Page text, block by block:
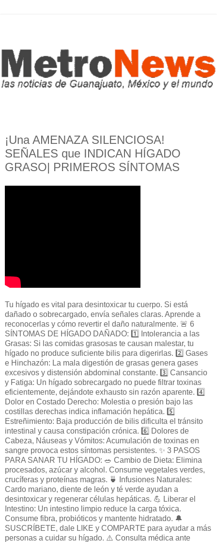
¡Una AMENAZA SILENCIOSA!
SEÑALES que INDICAN HÍGADO
GRASO| PRIMEROS SÍNTOMAS
Tu hígado es vital para desintoxicar tu cuerpo. Si está
dañado o sobrecargado, envía señales claras. Aprende a
reconocerlas y cómo revertir el daño naturalmente. 🚨 6
SÍNTOMAS DE HÍGADO DAÑADO: 1️⃣ Intolerancia a las
Grasas: Si las comidas grasosas te causan malestar, tu
hígado no produce suficiente bilis para digerirlas. 2️⃣ Gases
e Hinchazón: La mala digestión de grasas genera gases
excesivos y distensión abdominal constante. 3️⃣ Cansancio
y Fatiga: Un hígado sobrecargado no puede filtrar toxinas
eficientemente, dejándote exhausto sin razón aparente. 4️⃣
Dolor en Costado Derecho: Molestia o presión bajo las
costillas derechas indica inflamación hepática. 5️⃣
Estreñimiento: Baja producción de bilis dificulta el tránsito
intestinal y causa constipación crónica. 6️⃣ Dolores de
Cabeza, Náuseas y Vómitos: Acumulación de toxinas en
sangre provoca estos síntomas persistentes. ✨ 3 PASOS
PARA SANAR TU HÍGADO: 🥗 Cambio de Dieta: Elimina
procesados, azúcar y alcohol. Consume vegetales verdes,
crucíferas y proteínas magras. 🍵 Infusiones Naturales:
Cardo mariano, diente de león y té verde ayudan a
desintoxicar y regenerar células hepáticas. 💪 Liberar el
Intestino: Un intestino limpio reduce la carga tóxica.
Consume fibra, probióticos y mantente hidratado. 🔔
SUSCRÍBETE, dale LIKE y COMPARTE para ayudar a más
personas a cuidar su hígado. ⚠️ Consulta médica ante